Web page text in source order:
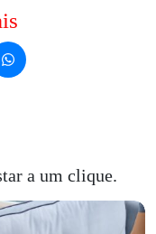
a um clique.